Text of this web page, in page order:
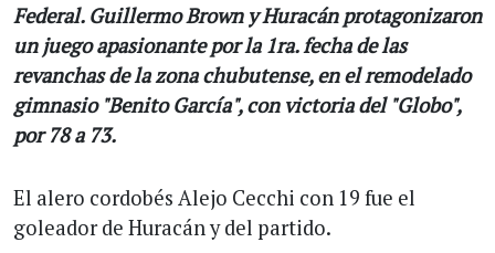
Federal. Guillermo Brown y Huracán protagonizaron
un juego apasionante por la 1ra. fecha de las
revanchas de la zona chubutense, en el remodelado
gimnasio "Benito García", con victoria del "Globo",
por 78 a 73.
El alero cordobés Alejo Cecchi con 19 fue el
goleador de Huracán y del partido.